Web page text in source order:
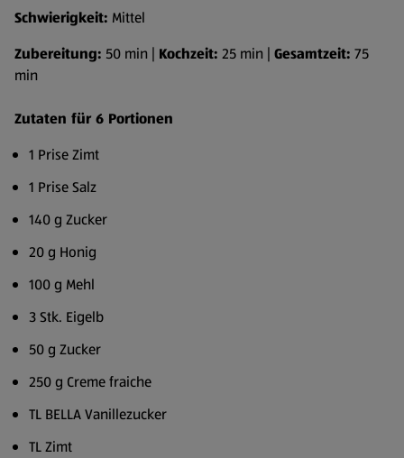
Schwierigkeit: Mittel
Zubereitung: 50 min | Kochzeit: 25 min | Gesamtzeit: 75
min
Zutaten für 6 Portionen
1 Prise Zimt
1 Prise Salz
140 g Zucker
20 g Honig
100 g Mehl
3 Stk. Eigelb
50 g Zucker
250 g Creme fraiche
TL BELLA Vanillezucker
TL Zimt